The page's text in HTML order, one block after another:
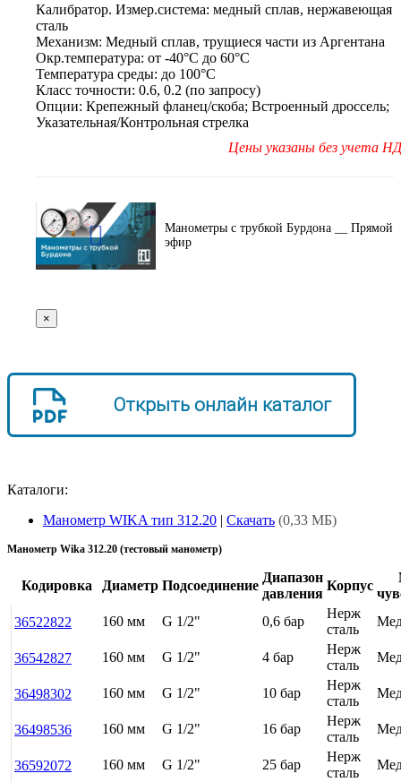
Калибратор. Измер.система: медный сплав, нержавеющая
сталь
Механизм: Медный сплав, трущиеся части из Аргентана
Окр.температура: от -40°C до 60°C
Температура среды: до 100°C
Класс точности: 0.6, 0.2 (по запросу)
Опции: Крепежный фланец/скоба; Встроенный дроссель;
Указательная/Контрольная стрелка
Цены указаны без учета
Манометры с трубкой Бурдона __ Прямой
эфир
×
Открыть онлайн каталог
Каталоги:
Манометр WIKA тип 312.20 | Скачать (0,33 МБ)
Манометр Wika 312.20 (тестовый манометр)
Кодировка Диаметр Подсоединение
Диапазон
давления
Корпус
36522822
160 мм G 1/2" 0,6 бар
Нерж
сталь
36542827 160 мм G 1/2" 4 бар
Нерж
сталь
36498302 160 мм G 1/2" 10 бар
Нерж
сталь
36498536 160 мм G 1/2" 16 бар
Нерж
сталь
36592072 160 мм G 1/2" 25 бар
Нерж
сталь